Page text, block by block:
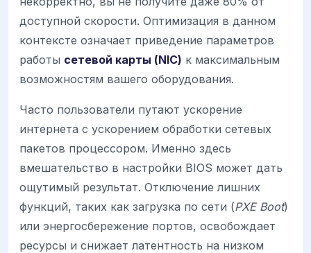
доступной скорости. Оптимизация в данном
контексте означает приведение параметров
работы сетевой карты (NIC) к максимальным
возможностям вашего оборудования.
Часто пользователи путают ускорение
интернета с ускорением обработки сетевых
пакетов процессором. Именно здесь
вмешательство в настройки BIOS может дать
ощутимый результат. Отключение лишних
функций, таких как загрузка по сети (PXE Boot)
или энергосбережение портов, освобождает
ресурсы и снижает латентность на низком